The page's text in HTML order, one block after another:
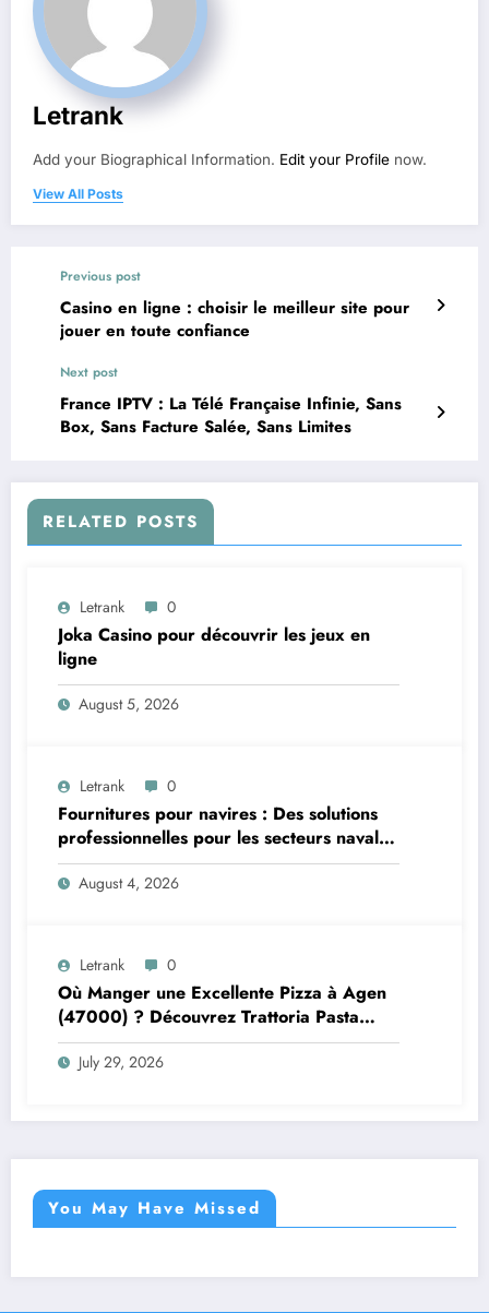
Letrank
Add your Biographical Information. Edit your Profile now.
View All Posts
Previous post
Casino en ligne : choisir le meilleur site pour
jouer en toute confiance
Next post
France IPTV : La Télé Française Infinie, Sans
Box, Sans Facture Salée, Sans Limites
RELATED POSTS
Letrank 0
Joka Casino pour découvrir les jeux en
ligne
August 5, 2026
Letrank 0
Fournitures pour navires : Des solutions
professionnelles pour les secteurs naval et
offshore
August 4, 2026
Letrank 0
Où Manger une Excellente Pizza à Agen
(47000) ? Découvrez Trattoria Pasta
Pizza Brax
July 29, 2026
You May Have Missed